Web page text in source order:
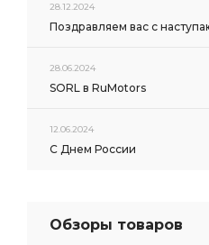
28.12.2024
Поздравляем вас с
28.06.2024
SORL в RuMotors
12.06.2024
С Днем России
Обзоры товаров